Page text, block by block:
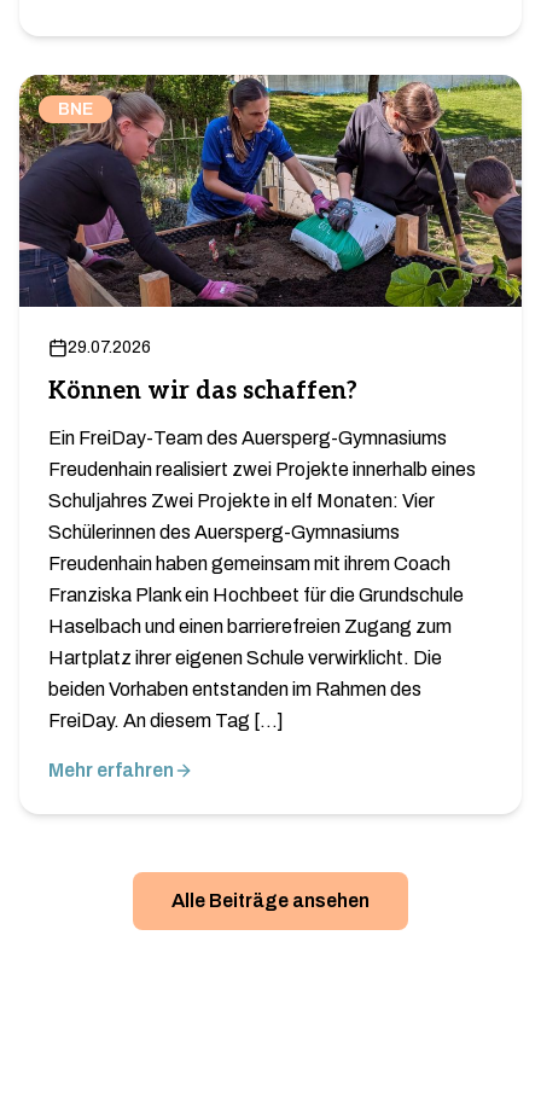
BNE
29.07.2026
Können wir das schaffen?
Ein FreiDay-Team des Auersperg-Gymnasiums
Freudenhain realisiert zwei Projekte innerhalb eines
Schuljahres Zwei Projekte in elf Monaten: Vier
Schülerinnen des Auersperg-Gymnasiums
Freudenhain haben gemeinsam mit ihrem Coach
Franziska Plank ein Hochbeet für die Grundschule
Haselbach und einen barrierefreien Zugang zum
Hartplatz ihrer eigenen Schule verwirklicht. Die
beiden Vorhaben entstanden im Rahmen des
FreiDay. An diesem Tag […]
Mehr erfahren
Alle Beiträge ansehen